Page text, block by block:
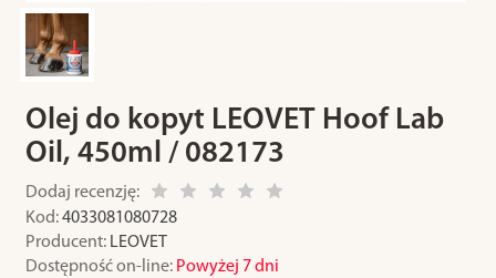
Olej do kopyt LEOVET Hoof Lab
Oil, 450ml / 082173
Dodaj recenzję:
Kod: 4033081080728
Producent: LEOVET
Dostępność on-line: Powyżej 7 dni